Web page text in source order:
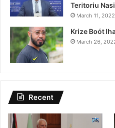
Teritoriu
March 11, 2022
Krize Boót
March 26,
Recent